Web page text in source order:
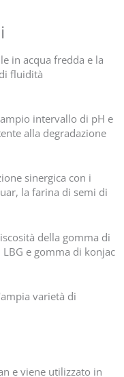
in acqua fredda e la
fluidità
intervallo di pH e
alla degradazione
sinergica con i
la farina di semi di
della gomma di
e gomma di konjac
varietà di
e viene utilizzato in